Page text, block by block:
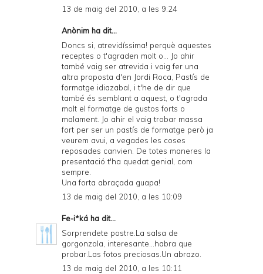
13 de maig del 2010, a les 9:24
Anònim ha dit...
Doncs si, atrevidíssima! perquè aquestes
receptes o t'agraden molt o... Jo ahir
també vaig ser atrevida i vaig fer una
altra proposta d'en Jordi Roca, Pastís de
formatge idiazabal, i t'he de dir que
també és semblant a aquest, o t'agrada
molt el formatge de gustos forts o
malament. Jo ahir el vaig trobar massa
fort per ser un pastís de formatge però ja
veurem avui, a vegades les coses
reposades canvien. De totes maneres la
presentació t'ha quedat genial, com
sempre.
Una forta abraçada guapa!
13 de maig del 2010, a les 10:09
Fe-i*ká ha dit...
Sorprendete postre.La salsa de
gorgonzola, interesante...habra que
probar.Las fotos preciosas.Un abrazo.
13 de maig del 2010, a les 10:11